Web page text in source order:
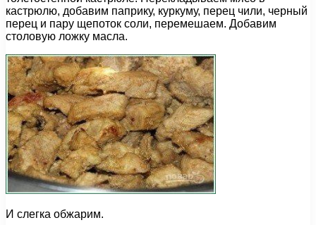
кастрюлю, добавим паприку, куркуму, перец чили, черный
перец и пару щепоток соли, перемешаем. Добавим
столовую ложку масла.
И слегка обжарим.